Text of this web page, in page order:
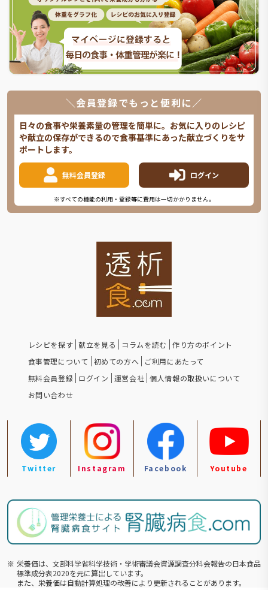
＼会員登録でもっと便利に／
日々の食事や栄養素量の管理を簡単に。お気に入りのレシピ
や献立の保存ができるので食事基準にあった献立づくりをサ
ポートします。
無料会員登録 ログイン
※すべての機能の利用・登録等に費用は一切かかりません。
レシピを探す 献立を見る コラムを読む
作り方のポイント
食事管理について
初めての方へ
ご利用にあたって
無料会員登録 ログイン 運営会社 個人情報の取扱いについて
お問い合わせ
Twitter Instagram Facebook Youtube
※ 栄養価は、文部科学省科学技術・学術審議会資源調査分科会報告の⽇本食品
標準成分表2020を元に算出しています。
また、栄養価は自動計算処理の改善により更新されることがあります。